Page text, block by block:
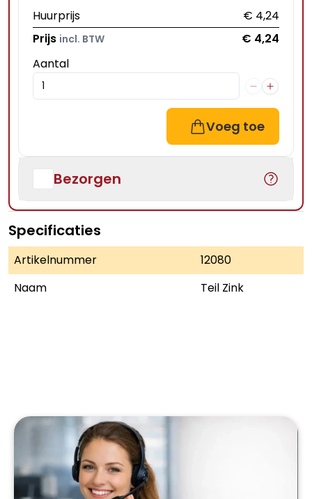
Huurprijs
€ 4,24
Prijs incl. BTW
€ 4,24
Aantal
Voeg toe
Bezorgen
Specificaties
Artikelnummer
12080
Naam
Teil Zink